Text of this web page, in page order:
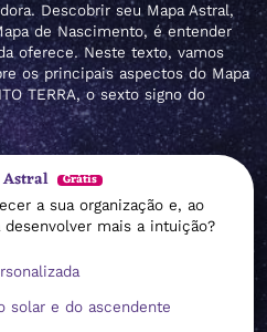
Astral Grátis
a sua organização e, ao
mais a intuição?
solar e do ascendente
Descobrir seu Mapa Astral,
de Nascimento, é entender
oferece. Neste texto, vamos
os principais aspectos do Mapa
TERRA, o sexto signo do